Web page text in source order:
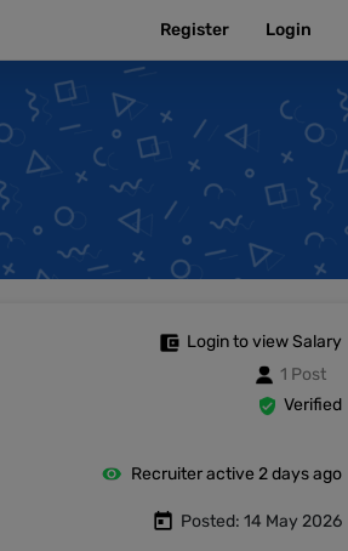
Register Login
Login to view Salary
1 Post
Verified
Recruiter active 2 days ago
Posted: 14 May 2026